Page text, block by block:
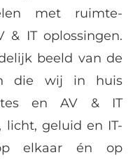
met ruimte-
& IT oplossingen.
beeld van de
die wij in huis
en AV & IT
licht, geluid en IT-
elkaar én op